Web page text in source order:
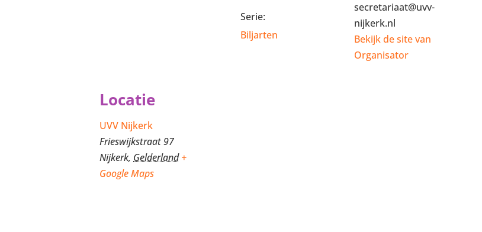
Serie:
Biljarten
secretariaat@uvv-
nijkerk.nl
Bekijk de site van
Organisator
Locatie
UVV Nijkerk
Frieswijkstraat 97
Nijkerk, Gelderland +
Google Maps